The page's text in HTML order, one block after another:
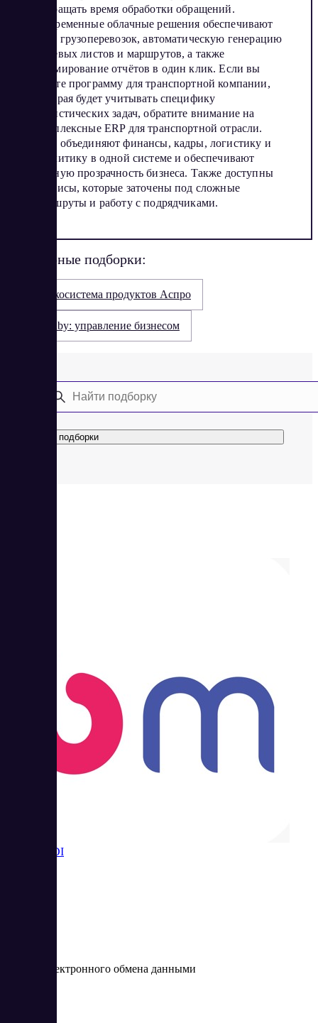
сокращать время обработки обращений.
Современные облачные решения обеспечивают
учет грузоперевозок, автоматическую генерацию
путевых листов и маршрутов, а также
формирование отчётов в один клик. Если вы
ищете программу для транспортной компании,
которая будет учитывать специфику
логистических задач, обратите внимание на
комплексные ERP для транспортной отрасли.
Они объединяют финансы, кадры, логистику и
аналитику в одной системе и обеспечивают
полную прозрачность бизнеса. Также доступны
сервисы, которые заточены под сложные
маршруты и работу с подрядчиками.
Популярные подборки:
Экосистема продуктов Аспро
Saby: управление бизнесом
Все подборки
Bidmart EDI
Сервис электронного обмена данными